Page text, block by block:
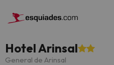
Hotel Arinsal
General de Arinsal